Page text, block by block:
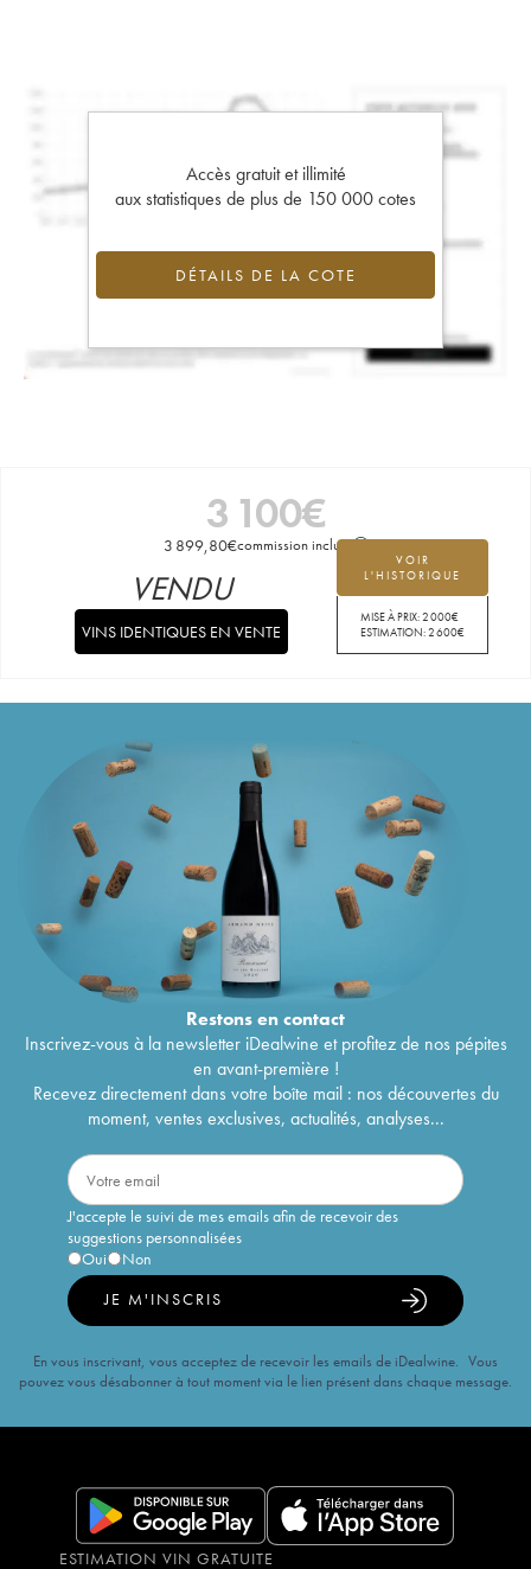
Accès gratuit et illimité
aux statistiques de plus de 150 000 cotes
DÉTAILS DE LA COTE
3 100€
3 899,80€commission incluse
VOIR
L'HISTORIQUE
MISE À PRIX:2 000€
ESTIMATION:2 600€
VENDU
VINS IDENTIQUES EN VENTE
Restons encontact
Inscrivez-vous à la newsletter iDealwine et profitez de nos pépites
en avant-première !
Recevez directement dans votre boîte mail : nos découvertes du
moment, ventes exclusives, actualités, analyses...
J'accepte le suivi de mes emails afin de recevoir des
suggestions personnalisées
Oui
Non
JE M'INSCRIS
En vous inscrivant, vous acceptez de recevoir les emails de iDealwine. Vous
pouvez vous désabonner à tout moment via le lien présent dans chaque message.
ESTIMATION VIN GRATUITE